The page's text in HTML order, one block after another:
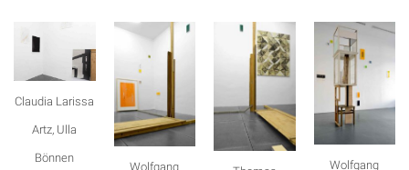
Claudia Larissa
Artz, Ulla
Bönnen
Wolfgang Wolfgang